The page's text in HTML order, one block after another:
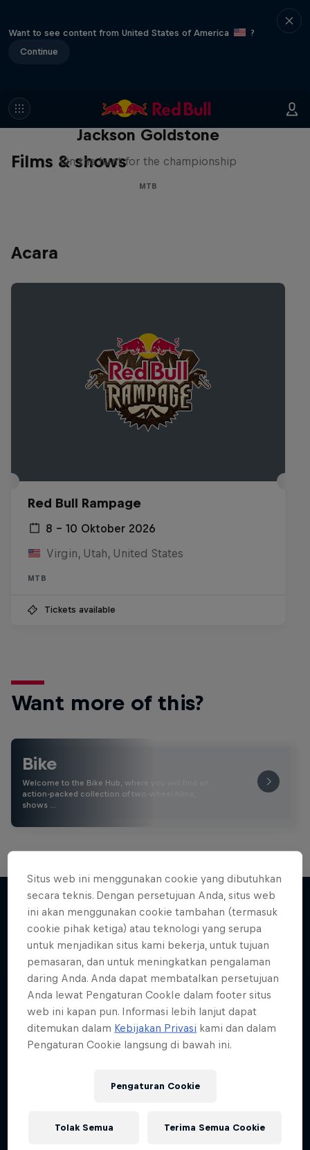
Want to see content from United States of America
?
Continue
Films & shows
The Search for Milliseconds:
Jackson Goldstone
On the hunt for the championship
MTB
Acara
Red Bull Rampage
8 – 10 Oktober 2026
Virgin, Utah, United States
MTB
Tickets available
Want more of this?
Bike
Welcome to the Bike Hub, where you will find an
action-packed collection of two-wheel films,
shows …
Lebih banyak seperti ini
Situs web ini menggunakan cookie yang dibutuhkan
secara teknis. Dengan persetujuan Anda, situs web
ini akan menggunakan cookie tambahan (termasuk
cookie pihak ketiga) atau teknologi yang serupa
untuk menjadikan situs kami bekerja, untuk tujuan
pemasaran, dan untuk meningkatkan pengalaman
daring Anda. Anda dapat membatalkan persetujuan
Anda lewat Pengaturan CookIe dalam footer situs
web ini kapan pun. Informasi lebih lanjut dapat
ditemukan dalam Kebijakan Privasi kami dan dalam
Pengaturan Cookie langsung di bawah ini.
Pengaturan Cookie
Tolak Semua Terima Semua Cookie